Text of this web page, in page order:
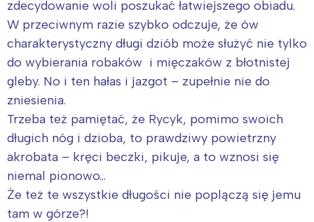
zdecydowanie woli poszukać łatwiejszego obiadu.
W przeciwnym razie szybko odczuje, że ów
charakterystyczny długi dziób może służyć nie tylko
do wybierania robaków i mięczaków z błotnistej
gleby. No i ten hałas i jazgot – zupełnie nie do
zniesienia.
Trzeba też pamiętać, że Rycyk, pomimo swoich
długich nóg i dzioba, to prawdziwy powietrzny
akrobata – kręci beczki, pikuje, a to wznosi się
niemal pionowo…
Że też te wszystkie długości nie poplączą się jemu
tam w górze?!